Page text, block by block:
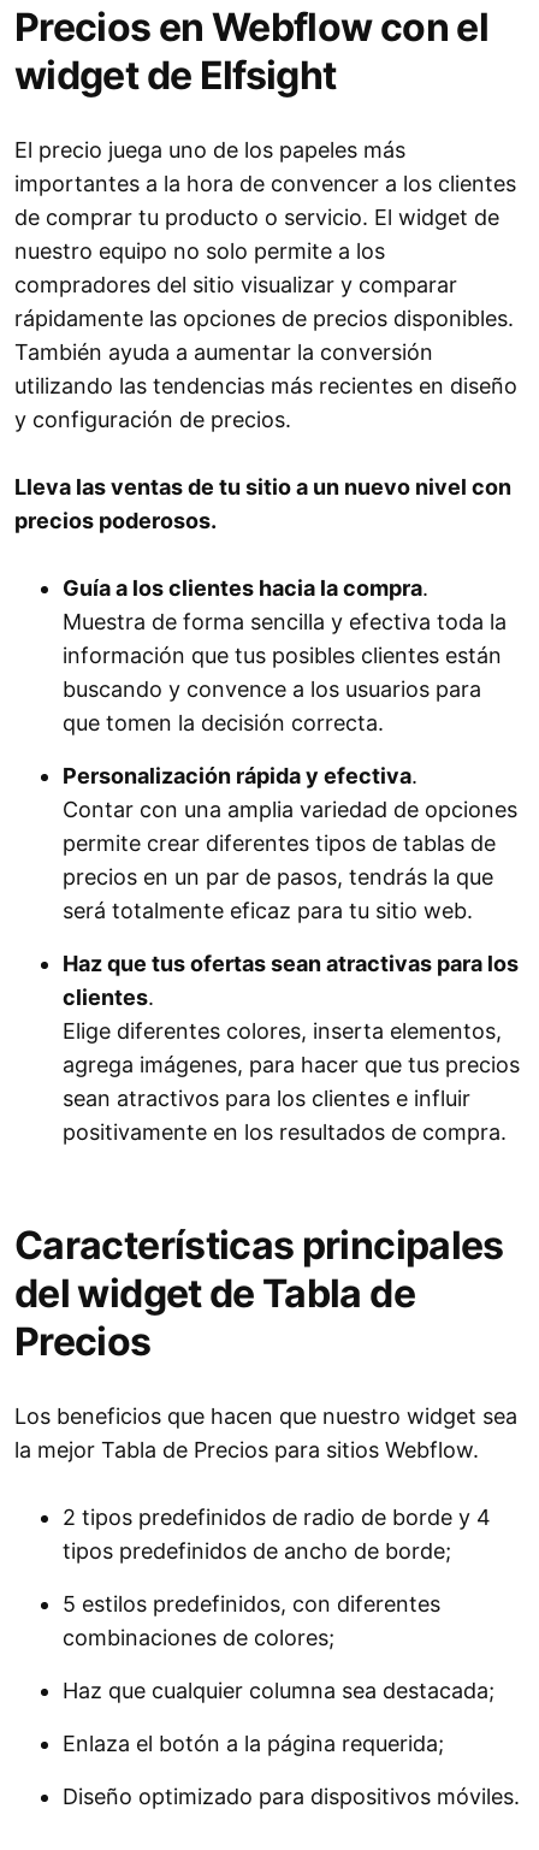
Precios en Webflow con el
widget de Elfsight
El precio juega uno de los papeles más
importantes a la hora de convencer a los clientes
de comprar tu producto o servicio. El widget de
nuestro equipo no solo permite a los
compradores del sitio visualizar y comparar
rápidamente las opciones de precios disponibles.
También ayuda a aumentar la conversión
utilizando las tendencias más recientes en diseño
y configuración de precios.
Lleva las ventas de tu sitio a un nuevo nivel con
precios poderosos.
Guía a los clientes hacia la compra.
Muestra de forma sencilla y efectiva toda la
información que tus posibles clientes están
buscando y convence a los usuarios para
que tomen la decisión correcta.
Personalización rápida y efectiva.
Contar con una amplia variedad de opciones
permite crear diferentes tipos de tablas de
precios en un par de pasos, tendrás la que
será totalmente eficaz para tu sitio web.
Haz que tus ofertas sean atractivas para los
clientes.
Elige diferentes colores, inserta elementos,
agrega imágenes, para hacer que tus precios
sean atractivos para los clientes e influir
positivamente en los resultados de compra.
Características principales
del widget de Tabla de
Precios
Los beneficios que hacen que nuestro widget sea
la mejor Tabla de Precios para sitios Webflow.
2 tipos predefinidos de radio de borde y 4
tipos predefinidos de ancho de borde;
5 estilos predefinidos, con diferentes
combinaciones de colores;
Haz que cualquier columna sea destacada;
Enlaza el botón a la página requerida;
Diseño optimizado para dispositivos móviles.